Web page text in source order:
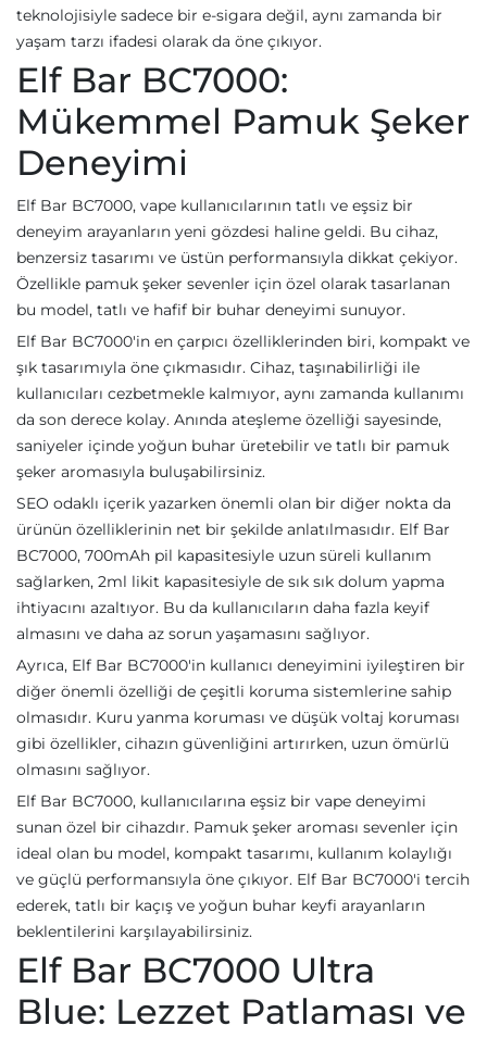
teknolojisiyle sadece bir e-sigara değil, aynı zamanda bir
yaşam tarzı ifadesi olarak da öne çıkıyor.
Elf Bar BC7000:
Mükemmel Pamuk Şeker
Deneyimi
Elf Bar BC7000, vape kullanıcılarının tatlı ve eşsiz bir
deneyim arayanların yeni gözdesi haline geldi. Bu cihaz,
benzersiz tasarımı ve üstün performansıyla dikkat çekiyor.
Özellikle pamuk şeker sevenler için özel olarak tasarlanan
bu model, tatlı ve hafif bir buhar deneyimi sunuyor.
Elf Bar BC7000'in en çarpıcı özelliklerinden biri, kompakt ve
şık tasarımıyla öne çıkmasıdır. Cihaz, taşınabilirliği ile
kullanıcıları cezbetmekle kalmıyor, aynı zamanda kullanımı
da son derece kolay. Anında ateşleme özelliği sayesinde,
saniyeler içinde yoğun buhar üretebilir ve tatlı bir pamuk
şeker aromasıyla buluşabilirsiniz.
SEO odaklı içerik yazarken önemli olan bir diğer nokta da
ürünün özelliklerinin net bir şekilde anlatılmasıdır. Elf Bar
BC7000, 700mAh pil kapasitesiyle uzun süreli kullanım
sağlarken, 2ml likit kapasitesiyle de sık sık dolum yapma
ihtiyacını azaltıyor. Bu da kullanıcıların daha fazla keyif
almasını ve daha az sorun yaşamasını sağlıyor.
Ayrıca, Elf Bar BC7000'in kullanıcı deneyimini iyileştiren bir
diğer önemli özelliği de çeşitli koruma sistemlerine sahip
olmasıdır. Kuru yanma koruması ve düşük voltaj koruması
gibi özellikler, cihazın güvenliğini artırırken, uzun ömürlü
olmasını sağlıyor.
Elf Bar BC7000, kullanıcılarına eşsiz bir vape deneyimi
sunan özel bir cihazdır. Pamuk şeker aroması sevenler için
ideal olan bu model, kompakt tasarımı, kullanım kolaylığı
ve güçlü performansıyla öne çıkıyor. Elf Bar BC7000'i tercih
ederek, tatlı bir kaçış ve yoğun buhar keyfi arayanların
beklentilerini karşılayabilirsiniz.
Elf Bar BC7000 Ultra
Blue: Lezzet Patlaması ve